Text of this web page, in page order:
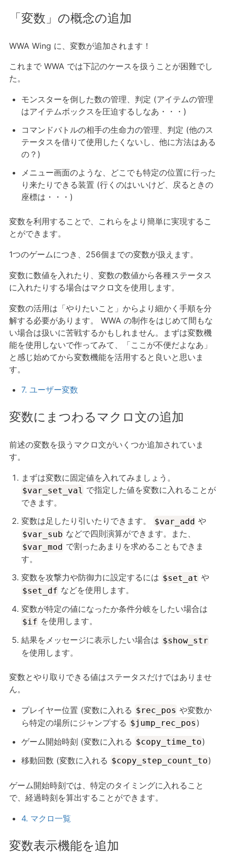
「変数」の概念の追加
WWA Wing に、変数が追加されます！
これまで WWA では下記のケースを扱うことが困難でし
た。
モンスターを倒した数の管理、判定 (アイテムの管理
はアイテムボックスを圧迫するしなあ・・・)
コマンドバトルの相手の生命力の管理、判定 (他のス
テータスを借りて使用したくないし、他に方法はある
の？)
メニュー画面のような、どこでも特定の位置に行った
り来たりできる装置 (行くのはいいけど、戻るときの
座標は・・・)
変数を利用することで、これらをより簡単に実現するこ
とができます。
1つのゲームにつき、256個までの変数が扱えます。
変数に数値を入れたり、変数の数値から各種ステータス
に入れたりする場合はマクロ文を使用します。
変数の活用は「やりたいこと」からより細かく手順を分
解する必要があります。 WWA の制作をはじめて間もな
い場合は扱いに苦戦するかもしれません。まずは変数機
能を使用しないで作ってみて、「ここが不便だよなあ」
と感じ始めてから変数機能を活用すると良いと思いま
す。
7. ユーザー変数
変数にまつわるマクロ文の追加
前述の変数を扱うマクロ文がいくつか追加されていま
す。
まずは変数に固定値を入れてみましょう。
$var_set_val で指定した値を変数に入れることが
できます。
変数は足したり引いたりできます。
$var_add や
$var_sub などで四則演算ができます。また、
$var_mod で割ったあまりを求めることもできま
す。
変数を攻撃力や防御力に設定するには $set_at や
$set_df などを使用します。
変数が特定の値になったか条件分岐をしたい場合は
$if を使用します。
結果をメッセージに表示したい場合は $show_str
を使用します。
変数とやり取りできる値はステータスだけではありませ
ん。
プレイヤー位置 (変数に入れる $rec_pos や変数か
ら特定の場所にジャンプする $jump_rec_pos )
ゲーム開始時刻 (変数に入れる $copy_time_to)
移動回数 (変数に入れる $copy_step_count_to)
ゲーム開始時刻では、特定のタイミングに入れること
で、経過時刻を算出することができます。
4. マクロ一覧
変数表示機能を追加